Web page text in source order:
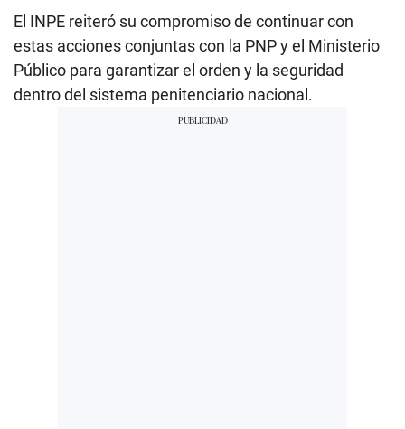
El INPE reiteró su compromiso de continuar con
estas acciones conjuntas con la PNP y el Ministerio
Público para garantizar el orden y la seguridad
dentro del sistema penitenciario nacional.